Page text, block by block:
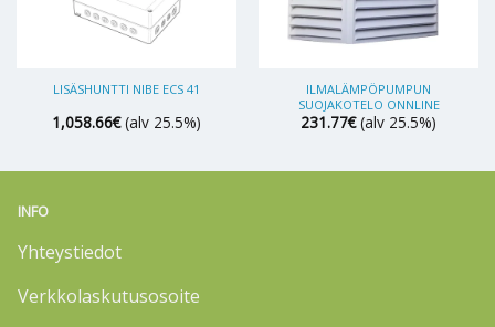
LISÄSHUNTTI NIBE ECS 41
1,058.66€ (alv 25.5%)
ILMALÄMPÖPUMPUN
SUOJAKOTELO ONNLINE
231.77€ (alv 25.5%)
INFO
Yhteystiedot
Verkkolaskutusosoite